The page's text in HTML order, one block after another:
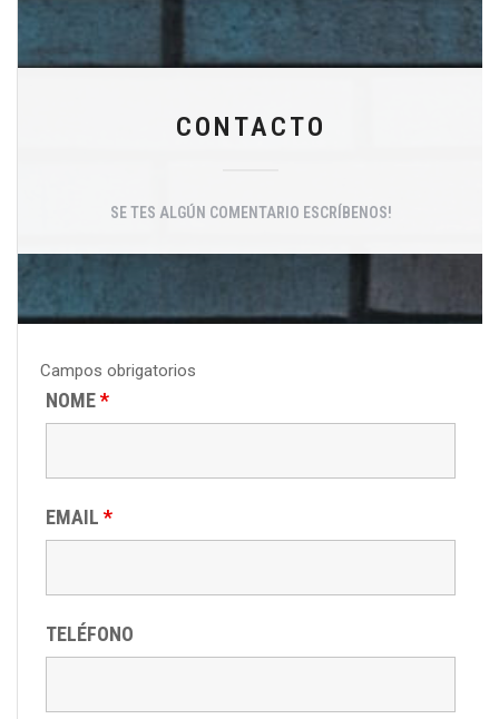
CONTACTO
SE TES ALGÚN COMENTARIO ESCRÍBENOS!
Campos obrigatorios
NOME*
EMAIL *
TELÉFONO